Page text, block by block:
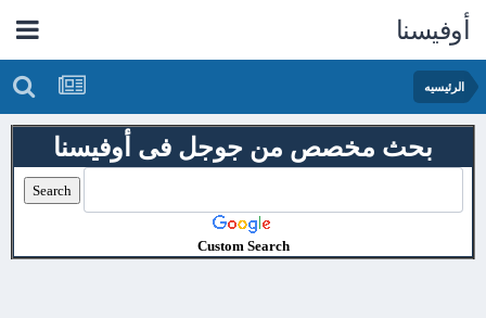
أوفيسنا
الرئيسيه
بحث مخصص من جوجل فى أوفيسنا
Custom Search